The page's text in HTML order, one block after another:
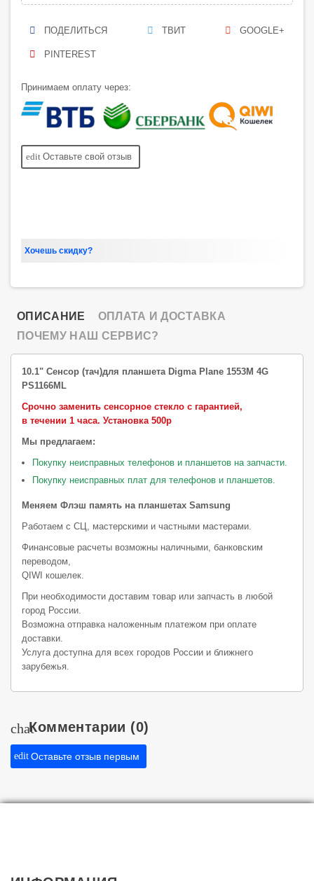
ПОДЕЛИТЬСЯ ТВИТ GOOGLE+
PINTEREST
Принимаем оплату через:
edit Оставьте свой отзыв
Хочешь скидку?
ОПИСАНИЕ
ОПЛАТА И ДОСТАВКА
ПОЧЕМУ НАШ СЕРВИС?
10.1" Сенсор (тач)для планшета Digma Plane 1553M 4G
PS1166ML
Срочно заменить сенсорное стекло с гарантией,
в течении 1 часа. Установка 500р
Мы предлагаем:
Покупку неисправных телефонов и планшетов на запчасти.
Покупку неисправных плат для телефонов и планшетов.
Меняем Флэш память на планшетах Samsung
Работаем с СЦ, мастерскими и частными мастерами.
Финансовые расчеты возможны наличными, банковским
переводом,
QIWI кошелек.
При необходимости доставим товар или запчасть в любой
город России.
Возможна отправка наложенным платежом при оплате
доставки.
Услуга доступна для всех городов России и ближнего
зарубежья.
chatКомментарии (0)
edit Оставьте отзыв первым